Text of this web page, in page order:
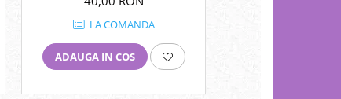
LA COMANDA
ADAUGA IN COS